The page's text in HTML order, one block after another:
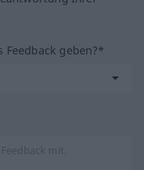
Feedback geben?*